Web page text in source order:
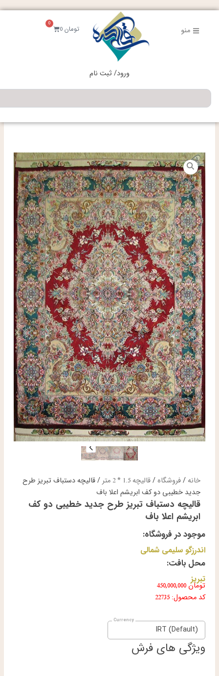
رفتن
منو تومان0
0
سبد
خرید
ورود/ ثبت نام
جستجو
خانه /فروشگاه/قالیچه 1.5 * 2 متر
/ قالیچه دستباف تبریز طرح
جدید خطیبی دو کف ابریشم اعلا باف
قالیچه دستباف تبریز طرح جدید خطیبی دو کف
ابریشم اعلا باف
موجود در فروشگاه:
اندرزگو سلیمی شمالی
محل بافت:
تبریز
تومان
کد محصول: 22735
IRT (Default)
ویژگی های فرش